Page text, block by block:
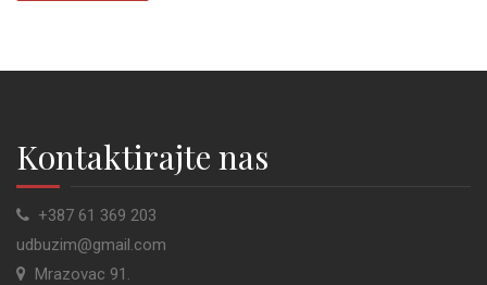
Kontaktirajte nas
+387 61 369 203
udbuzim@gmail.com
Mrazovac 91.